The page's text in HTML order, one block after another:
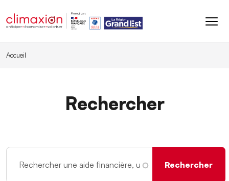
Accueil
Rechercher